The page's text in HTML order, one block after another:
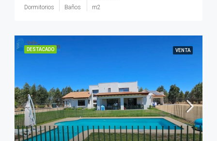
Dormitorios Baños m2
DESTACADO VENTA